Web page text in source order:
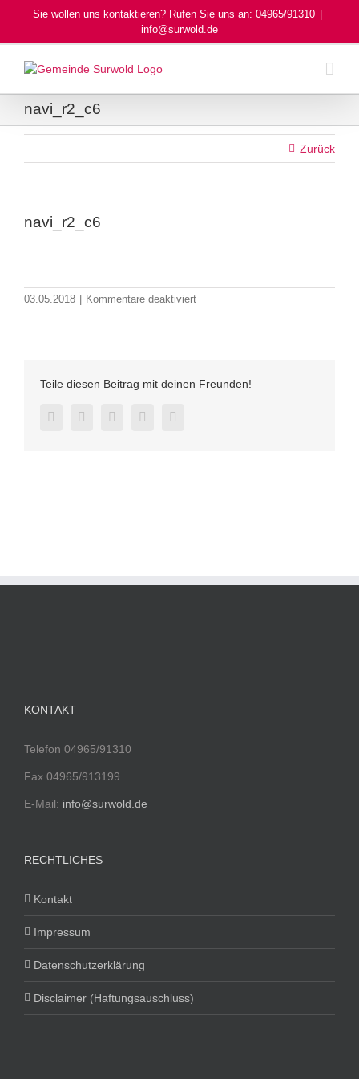
Sie wollen uns kontaktieren? Rufen Sie uns an: 04965/91310
info@surwold.de
navi_r2_c6
Zurück
navi_r2_c6
03.05.2018 | Kommentare deaktiviertfür
navi_r2_c6
Teile diesen Beitrag mit deinen Freunden!
FacebookTwitter LinkedInPinterest
KONTAKT
Telefon 04965/91310
Fax 04965/913199
E-Mail: info@surwold.de
RECHTLICHES
Kontakt
Impressum
Datenschutzerklärung
Disclaimer (Haftungsauschluss)